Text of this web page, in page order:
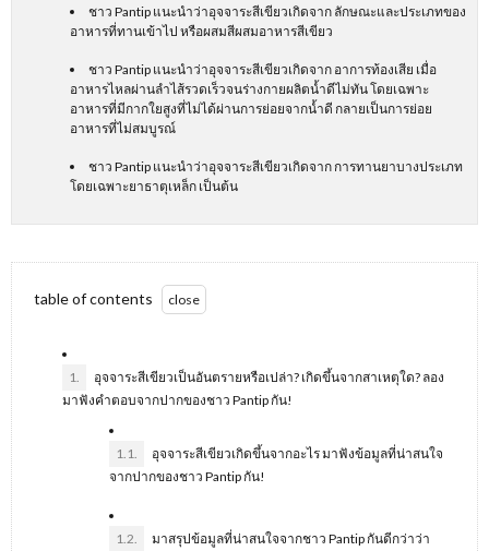
ชาว Pantip แนะนำว่าอุจจาระสีเขียวเกิดจาก ลักษณะและประเภทของ
อาหารที่ทานเข้าไป หรือผสมสีผสมอาหารสีเขียว
ชาว Pantip แนะนำว่าอุจจาระสีเขียวเกิดจาก อาการท้องเสีย เมื่อ
อาหารไหลผ่านลำไส้รวดเร็วจนร่างกายผลิตน้ำดีไม่ทัน โดยเฉพาะ
อาหารที่มีกากใยสูงที่ไม่ได้ผ่านการย่อยจากน้ำดี กลายเป็นการย่อย
อาหารที่ไม่สมบูรณ์
ชาว Pantip แนะนำว่าอุจจาระสีเขียวเกิดจาก การทานยาบางประเภท
โดยเฉพาะยาธาตุเหล็ก เป็นต้น
table of contents
1.
อุจจาระสีเขียวเป็นอันตรายหรือเปล่า? เกิดขึ้นจากสาเหตุใด? ลอง
มาฟังคำตอบจากปากของชาว Pantip กัน!
1.1.
อุจจาระสีเขียวเกิดขึ้นจากอะไร มาฟังข้อมูลที่น่าสนใจ
จากปากของชาว Pantip กัน!
1.2.
มาสรุปข้อมูลที่น่าสนใจจากชาว Pantip กันดีกว่าว่า